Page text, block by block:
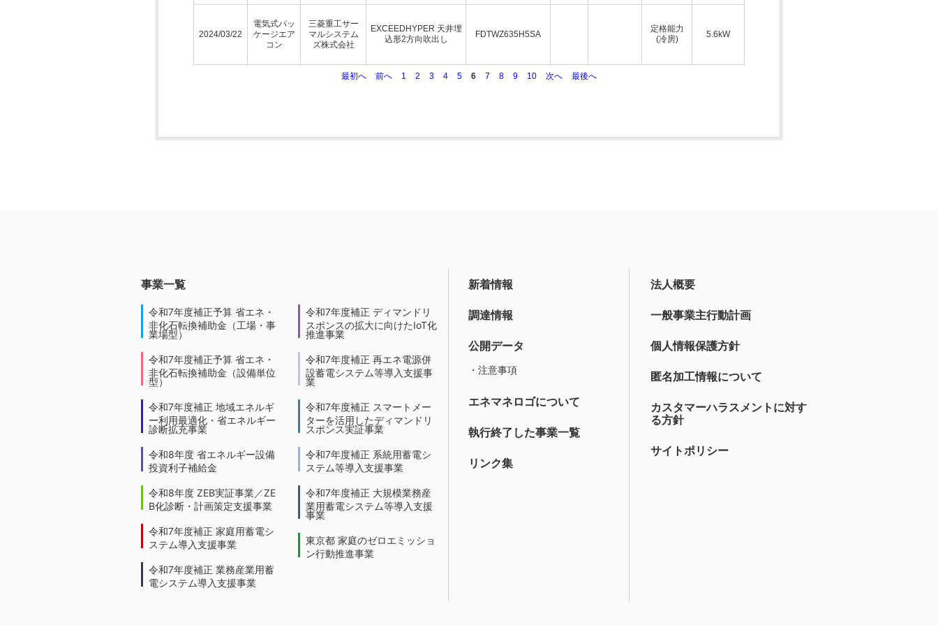
2024/03/22
電気式パッ
ケージエア
コン
三菱重工サー
マルシステム
ズ株式会社
EXCEEDHYPER 天井埋
込形2方向吹出し
FDTWZ635H5SA
定格能力
(冷房)
5.6kW
最初へ 前へ 1 2 3 4 5 6 7 8 9 10 次へ 最後へ
事業一覧
令和7年度補正予算 省エネ・
非化石転換補助金（工場・事
業場型）
令和7年度補正予算 省エネ・
非化石転換補助金（設備単位
型）
令和7年度補正 地域エネルギ
ー利用最適化・省エネルギー
診断拡充事業
令和8年度 省エネルギー設備
投資利子補給金
令和8年度 ZEB実証事業／ZE
B化診断・計画策定支援事業
令和7年度補正 家庭用蓄電シ
ステム導入支援事業
令和7年度補正 業務産業用蓄
電システム導入支援事業
令和7年度補正 ディマンドリ
スポンスの拡大に向けたIoT化
推進事業
令和7年度補正 再エネ電源併
設蓄電システム等導入支援事
業
令和7年度補正 スマートメー
ターを活用したディマンドリ
スポンス実証事業
令和7年度補正 系統用蓄電シ
ステム等導入支援事業
令和7年度補正 大規模業務産
業用蓄電システム等導入支援
事業
東京都 家庭のゼロエミッショ
ン行動推進事業
新着情報
調達情報
公開データ
・注意事項
エネマネロゴについて
執行終了した事業一覧
リンク集
法人概要
一般事業主行動計画
個人情報保護方針
匿名加工情報について
カスタマーハラスメントに対す
る方針
サイトポリシー